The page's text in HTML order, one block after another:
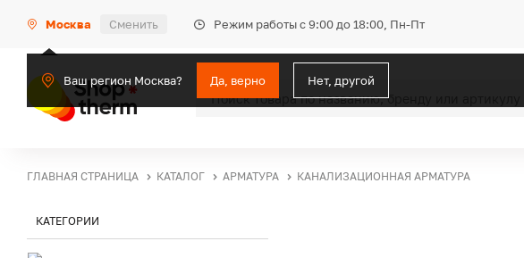
Москва Сменить Режим работы с 9:00 до 18:00, Пн-Пт
Ваш регион Москва? Да, верно Нет, другой
ГЛАВНАЯ СТРАНИЦА КАТАЛОГ АРМАТУРА КАНАЛИЗАЦИОННАЯ АРМАТУРА
КАТЕГОРИИ